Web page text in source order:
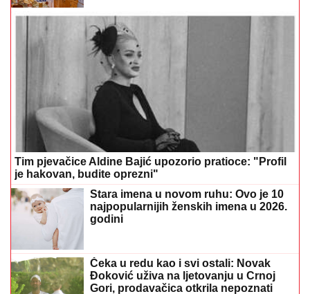
Tim pjevačice Aldine Bajić upozorio pratioce: "Profil
je hakovan, budite oprezni"
Stara imena u novom ruhu: Ovo je 10
najpopularnijih ženskih imena u 2026.
godini
Čeka u redu kao i svi ostali: Novak
Đoković uživa na ljetovanju u Crnoj
Gori, prodavačica otkrila nepoznati